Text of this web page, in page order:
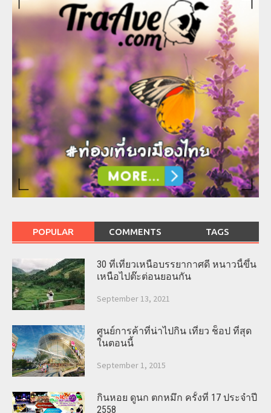
POPULAR COMMENTS TAGS
30 ที่เที่ยวเหนือบรรยากาศดี หนาวนี้ขึ้น
เหนือไปต๊ะต่อนยอนกัน
September 13, 2021
ศูนย์การค้าที่น่าไปกิน เที่ยว ช็อป ที่สุด
ในตอนนี้
September 1, 2015
กินหอย ดูนก ตกหมึก ครั้งที่ 17 ประจำปี
2558